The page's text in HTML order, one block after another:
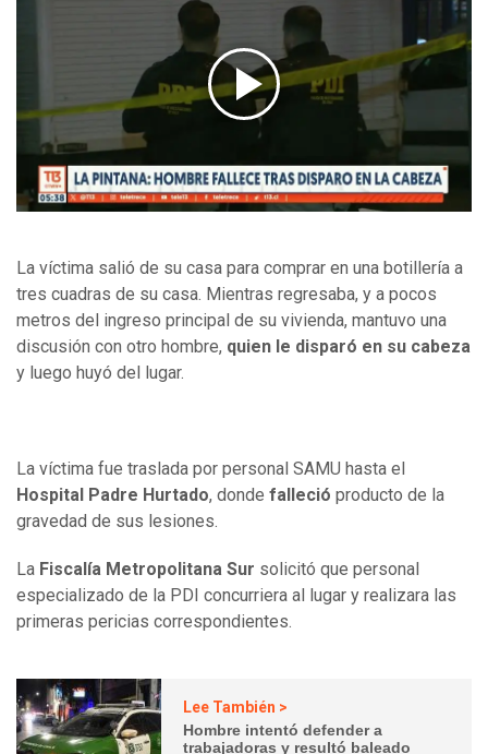
La víctima salió de su casa para comprar en una botillería a
tres cuadras de su casa. Mientras regresaba, y a pocos
metros del ingreso principal de su vivienda, mantuvo una
discusión con otro hombre, quien le disparó en su cabeza
y luego huyó del lugar.
La víctima fue traslada por personal SAMU hasta el
Hospital Padre Hurtado, donde falleció producto de la
gravedad de sus lesiones.
La Fiscalía Metropolitana Sur solicitó que personal
especializado de la PDI concurriera al lugar y realizara las
primeras pericias correspondientes.
Lee También >
Hombre intentó defender a
trabajadoras y resultó baleado